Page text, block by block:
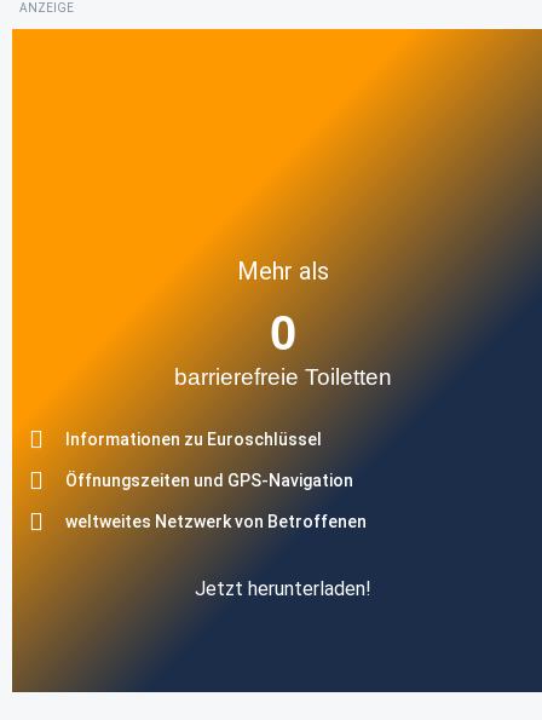
ANZEIGE
Mehr als
barrierefreie Toiletten
0
Informationen zu Euroschlüssel
Öffnungszeiten und GPS-Navigation
weltweites Netzwerk von Betroffenen
Jetzt herunterladen!